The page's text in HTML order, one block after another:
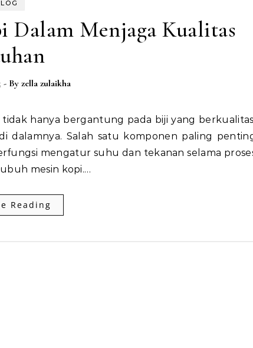
Dalam Menjaga Kualitas
- By zella zulaikha
dalamnya. Salah satu komponen paling
mengatur suhu dan tekanan selama
mesin kopi.…
Reading